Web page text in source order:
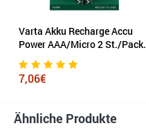
Varta Akku Recharge Accu
Power AAA/Micro 2 St./Pack.
7,06€
Ähnliche Produkte